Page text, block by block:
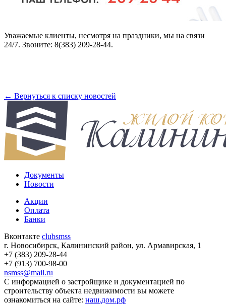
Уважаемые клиенты, несмотря на праздники, мы на связи
24/7. Звоните: 8(383) 209-28-44.
← Вернуться к списку новостей
Документы
Новости
Акции
Оплата
Банки
Вконтакте clubsmss
г. Новосибирск, Калининский район, ул. Армавирская, 1
+7 (383) 209-28-44
+7 (913) 700-98-00
nsmss@mail.ru
С информацией о застройщике и документацией по
строительству объекта недвижимости вы можете
ознакомиться на сайте: наш.дом.рф